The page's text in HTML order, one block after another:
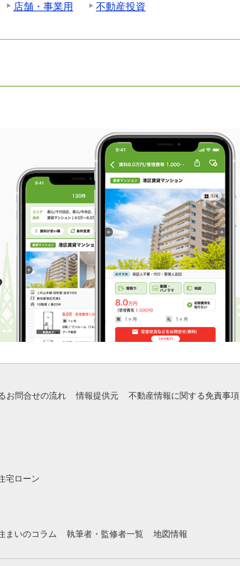
店舗・事業用
不動産投資
お問合せの流れ 情報提供元 不動産情報に関する免責事項
宅ローン
まいのコラム 執筆者・監修者一覧 地図情報